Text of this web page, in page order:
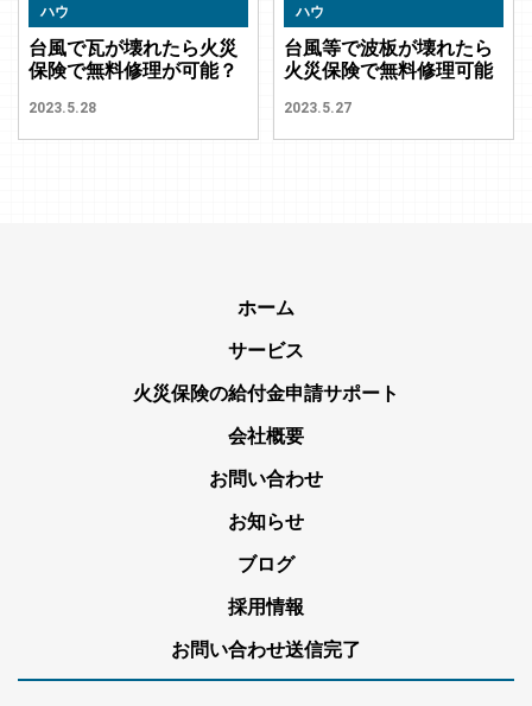
ハウ
台風で瓦が壊れたら火災
保険で無料修理が可能？
2023.5.28
ハウ
台風等で波板が壊れたら
火災保険で無料修理可能
2023.5.27
ホーム
サービス
火災保険の給付金申請サポート
会社概要
お問い合わせ
お知らせ
ブログ
採用情報
お問い合わせ送信完了